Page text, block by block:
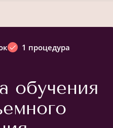
1 процедура
обучения